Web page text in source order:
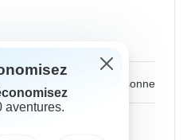
par personne
aventures.